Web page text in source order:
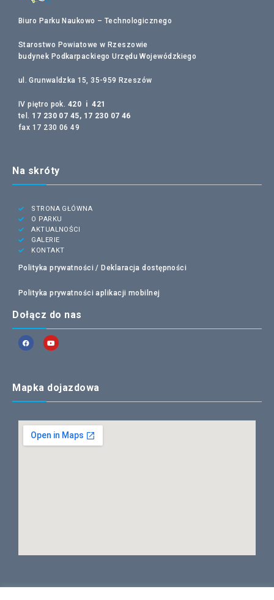
Biuro Parku Naukowo – Technologicznego
Starostwo Powiatowe w Rzeszowie
budynek Podkarpackiego Urzędu Wojewódzkiego
ul. Grunwaldzka 15, 35-959 Rzeszów
IV piętro pok. 420 i 421
tel. 17 230 07 45, 17 230 07 46
fax 17 230 06 49
Na skróty
STRONA GŁÓWNA
O PARKU
AKTUALNOŚCI
GALERIE
KONTAKT
Polityka prywatności /Deklaracja dostępności
Polityka prywatności aplikacji mobilnej
Dołącz do nas
Mapka dojazdowa